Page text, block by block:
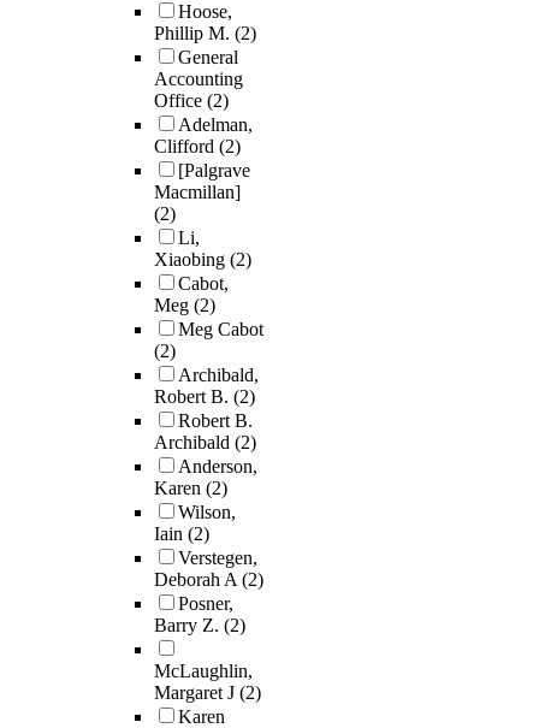
Hoose,
Phillip M. (2)
General
Accounting
Office (2)
Adelman,
Clifford (2)
[Palgrave
Macmillan]
(2)
Li,
Xiaobing (2)
Cabot,
Meg (2)
Meg Cabot
(2)
Archibald,
Robert B. (2)
Robert B.
Archibald (2)
Anderson,
Karen (2)
Wilson,
Iain (2)
Verstegen,
Deborah A(2)
Posner,
Barry Z. (2)
McLaughlin,
Margaret J (2)
Karen